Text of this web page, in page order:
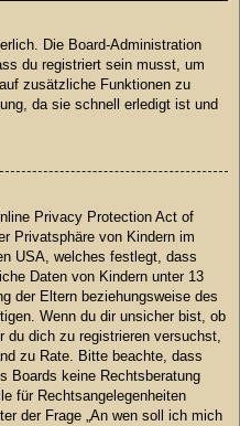
Die Board-Administration
du registriert sein musst, um
zusätzliche Funktionen zu
da sie schnell erledigt ist und
Privacy Protection Act of
Privatsphäre von Kindern im
USA, welches festlegt, dass
Daten von Kindern unter 13
der Eltern beziehungsweise des
Wenn du dir unsicher bist, ob
du dich zu registrieren versuchst,
zu Rate. Bitte beachte, dass
Boards keine Rechtsberatung
für Rechtsangelegenheiten
der Frage „An wen soll ich mich